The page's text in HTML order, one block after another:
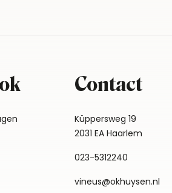
Contact
Küppersweg 19
2031 EA Haarlem
023-5312240
vineus@okhuysen.nl